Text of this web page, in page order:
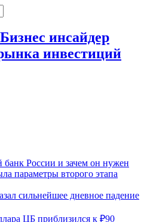
Бизнес инсайдер
инвестиций
банк России и зачем он нужен
параметры второго этапа
сильнейшее дневное падение
ЦБ приблизился к ₽90